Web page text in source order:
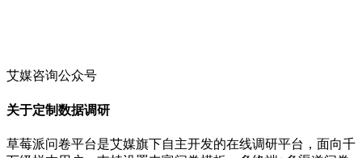
艾媒咨询公众号
关于定制数据调研
草莓派问卷平台是艾媒旗下自主开发的在线调研平台，面向千